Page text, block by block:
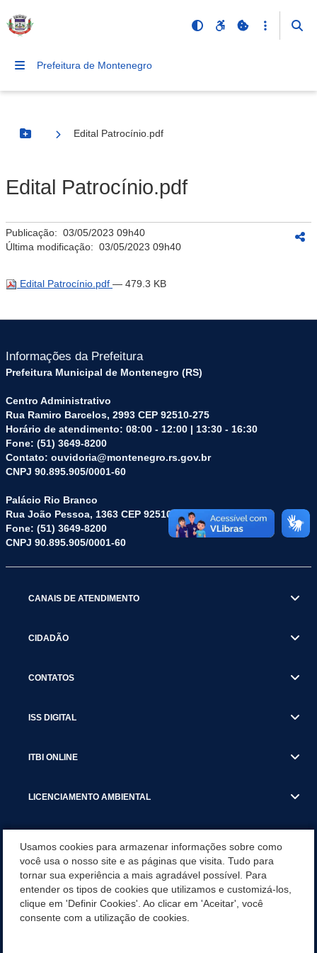
Prefeitura de Montenegro
Botão Menu
Edital Patrocínio.pdf
Edital Patrocínio.pdf
Publicação: 03/05/2023 09h40
Última modificação: 03/05/2023 09h40
Edital Patrocínio.pdf — 479.3 KB
Informações da Prefeitura
Prefeitura Municipal de Montenegro (RS)
Centro Administrativo
Rua Ramiro Barcelos, 2993 CEP 92510-275
Horário de atendimento: 08:00 - 12:00 | 13:30 - 16:30
Fone: (51) 3649-8200
Contato: ouvidoria@montenegro.rs.gov.br
CNPJ 90.895.905/0001-60
Palácio Rio Branco
Rua João Pessoa, 1363 CEP 92510-045
Fone: (51) 3649-8200
CNPJ 90.895.905/0001-60
CANAIS DE ATENDIMENTO
CIDADÃO
CONTATOS
ISS DIGITAL
ITBI ONLINE
LICENCIAMENTO AMBIENTAL
SERVIÇOS
SERVIÇOS DO DEPARTAMENTO DE RECEITA MUNICIPAL
Usamos cookies para armazenar informações sobre como
você usa o nosso site e as páginas que visita. Tudo para
tornar sua experiência a mais agradável possível. Para
entender os tipos de cookies que utilizamos e customizá-los,
clique em 'Definir Cookies'. Ao clicar em 'Aceitar', você
consente com a utilização de cookies.